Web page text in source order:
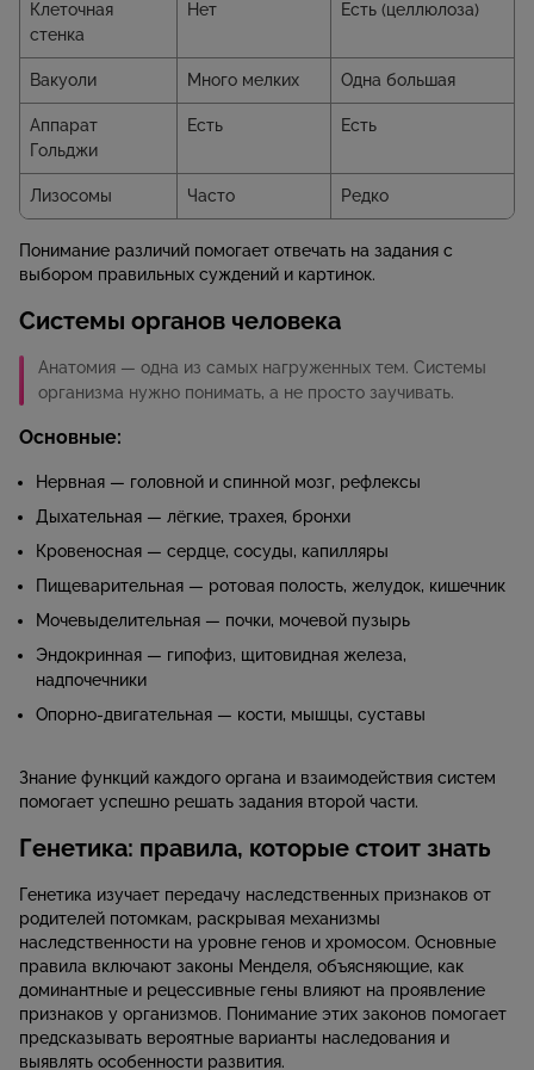
Клеточная
стенка
Нет Есть (целлюлоза)
Вакуоли Много мелких Одна большая
Аппарат
Гольджи
Есть Есть
Лизосомы Часто Редко
Понимание различий помогает отвечать на задания с
выбором правильных суждений и картинок.
Системы органов человека
Анатомия — одна из самых нагруженных тем. Системы
организма нужно понимать, а не просто заучивать.
Основные:
Нервная — головной и спинной мозг, рефлексы
Дыхательная — лёгкие, трахея, бронхи
Кровеносная — сердце, сосуды, капилляры
Пищеварительная — ротовая полость, желудок, кишечник
Мочевыделительная — почки, мочевой пузырь
Эндокринная — гипофиз, щитовидная железа,
надпочечники
Опорно-двигательная — кости, мышцы, суставы
Знание функций каждого органа и взаимодействия систем
помогает успешно решать задания второй части.
Генетика: правила, которые стоит знать
Генетика изучает передачу наследственных признаков от
родителей потомкам, раскрывая механизмы
наследственности на уровне генов и хромосом. Основные
правила включают законы Менделя, объясняющие, как
доминантные и рецессивные гены влияют на проявление
признаков у организмов. Понимание этих законов помогает
предсказывать вероятные варианты наследования и
выявлять особенности развития.